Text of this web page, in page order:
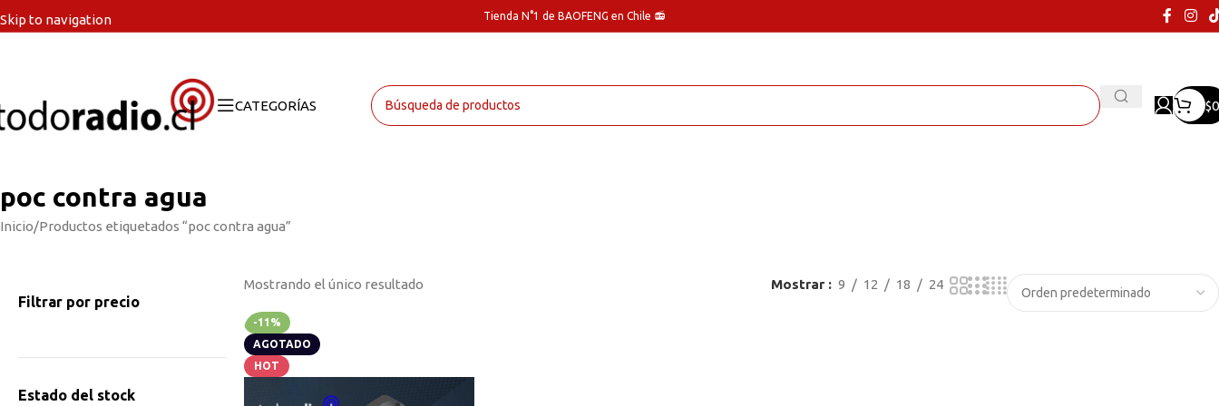
Skip to navigation
Tienda N°1 de BAOFENG en Chile 📻
CATEGORÍAS $0
poc contra agua
Inicio Productos etiquetados “poc contra agua”
Filtrar por precio
Estado del stock
Mostrando el único resultado Mostrar 9 12 18 24
-11%
AGOTADO
HOT